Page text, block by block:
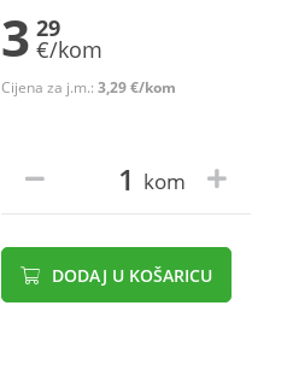
3 29
€/kom
Cijena za j.m.: 3,29 €/kom
kom
DODAJ U KOŠARICU